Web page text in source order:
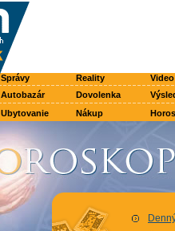
Správy Reality
Video
Autobazár Dovolenka
Ubytovanie Nákup